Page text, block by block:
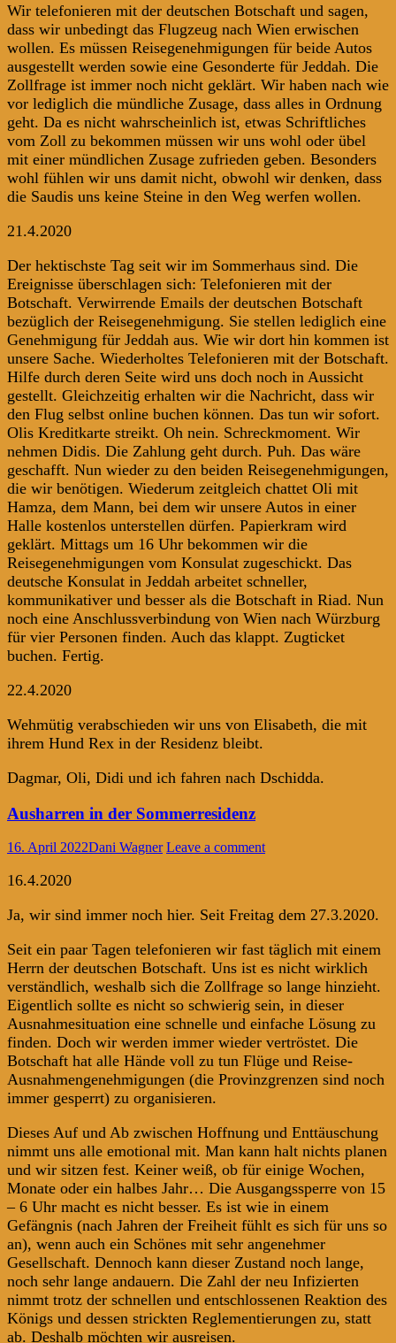
Wir telefonieren mit der deutschen Botschaft und sagen,
dass wir unbedingt das Flugzeug nach Wien erwischen
wollen. Es müssen Reisegenehmigungen für beide Autos
ausgestellt werden sowie eine Gesonderte für Jeddah. Die
Zollfrage ist immer noch nicht geklärt. Wir haben nach wie
vor lediglich die mündliche Zusage, dass alles in Ordnung
geht. Da es nicht wahrscheinlich ist, etwas Schriftliches
vom Zoll zu bekommen müssen wir uns wohl oder übel
mit einer mündlichen Zusage zufrieden geben. Besonders
wohl fühlen wir uns damit nicht, obwohl wir denken, dass
die Saudis uns keine Steine in den Weg werfen wollen.
21.4.2020
Der hektischste Tag seit wir im Sommerhaus sind. Die
Ereignisse überschlagen sich: Telefonieren mit der
Botschaft. Verwirrende Emails der deutschen Botschaft
bezüglich der Reisegenehmigung. Sie stellen lediglich eine
Genehmigung für Jeddah aus. Wie wir dort hin kommen ist
unsere Sache. Wiederholtes Telefonieren mit der Botschaft.
Hilfe durch deren Seite wird uns doch noch in Aussicht
gestellt. Gleichzeitig erhalten wir die Nachricht, dass wir
den Flug selbst online buchen können. Das tun wir sofort.
Olis Kreditkarte streikt. Oh nein. Schreckmoment. Wir
nehmen Didis. Die Zahlung geht durch. Puh. Das wäre
geschafft. Nun wieder zu den beiden Reisegenehmigungen,
die wir benötigen. Wiederum zeitgleich chattet Oli mit
Hamza, dem Mann, bei dem wir unsere Autos in einer
Halle kostenlos unterstellen dürfen. Papierkram wird
geklärt. Mittags um 16 Uhr bekommen wir die
Reisegenehmigungen vom Konsulat zugeschickt. Das
deutsche Konsulat in Jeddah arbeitet schneller,
kommunikativer und besser als die Botschaft in Riad. Nun
noch eine Anschlussverbindung von Wien nach Würzburg
für vier Personen finden. Auch das klappt. Zugticket
buchen. Fertig.
22.4.2020
Wehmütig verabschieden wir uns von Elisabeth, die mit
ihrem Hund Rex in der Residenz bleibt.
Dagmar, Oli, Didi und ich fahren nach Dschidda.
Ausharren in der Sommerresidenz
16. April 2022Dani Wagner Leave a comment
16.4.2020
Ja, wir sind immer noch hier. Seit Freitag dem 27.3.2020.
Seit ein paar Tagen telefonieren wir fast täglich mit einem
Herrn der deutschen Botschaft. Uns ist es nicht wirklich
verständlich, weshalb sich die Zollfrage so lange hinzieht.
Eigentlich sollte es nicht so schwierig sein, in dieser
Ausnahmesituation eine schnelle und einfache Lösung zu
finden. Doch wir werden immer wieder vertröstet. Die
Botschaft hat alle Hände voll zu tun Flüge und Reise-
Ausnahmengenehmigungen (die Provinzgrenzen sind noch
immer gesperrt) zu organisieren.
Dieses Auf und Ab zwischen Hoffnung und Enttäuschung
nimmt uns alle emotional mit. Man kann halt nichts planen
und wir sitzen fest. Keiner weiß, ob für einige Wochen,
Monate oder ein halbes Jahr… Die Ausgangssperre von 15
– 6 Uhr macht es nicht besser. Es ist wie in einem
Gefängnis (nach Jahren der Freiheit fühlt es sich für uns so
an), wenn auch ein Schönes mit sehr angenehmer
Gesellschaft. Dennoch kann dieser Zustand noch lange,
noch sehr lange andauern. Die Zahl der neu Infizierten
nimmt trotz der schnellen und entschlossenen Reaktion des
Königs und dessen strickten Reglementierungen zu, statt
ab. Deshalb möchten wir ausreisen.